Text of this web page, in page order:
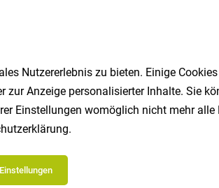
Jetzt anlegen
Nutzererlebnis zu bieten. Einige
Anzeige personalisierter Inhalte. Sie
Einstellungen womöglich nicht mehr
.